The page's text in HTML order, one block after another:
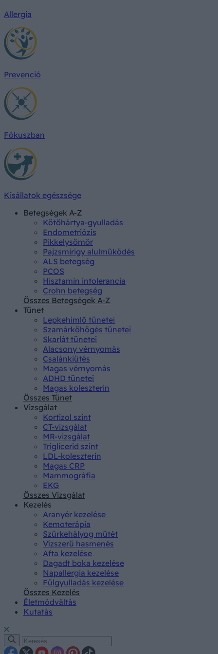
Allergia
Prevenció
Fókuszban
Kisállatok egészsége
Betegségek A-Z
Kötőhártya-gyulladás
Endometriózis
Pikkelysömör
Pajzsmirigy alulműködés
ALS betegség
PCOS
Hisztamin intolerancia
Crohn betegség
Összes Betegségek A-Z
Tünet
Lepkehimlő tünetei
Szamárköhögés tünetei
Skarlát tünetei
Alacsony vérnyomás
Csalánkiütés
Magas vérnyomás
ADHD tünetei
Magas koleszterin
Összes Tünet
Vizsgálat
Kortizol szint
CT-vizsgálat
MR-vizsgálat
Triglicerid szint
LDL-koleszterin
Magas CRP
Mammográfia
EKG
Összes Vizsgálat
Kezelés
Aranyér kezelése
Kemoterápia
Szürkehályog műtét
Vízszerű hasmenés
Afta kezelése
Dagadt boka kezelése
Napallergia kezelése
Fülgyulladás kezelése
Összes Kezelés
Életmódváltás
Kutatás